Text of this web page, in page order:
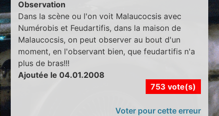
Observation
Dans la scène ou l'on voit Malaucocsis avec
Numérobis et Feudartifis, dans la maison de
Malaucocsis, on peut observer au bout d'un
moment, en l'observant bien, que feudartifis n'a
plus de bras!!!
Ajoutée le 04.01.2008
753 vote(s)
Voter pour cette erreur